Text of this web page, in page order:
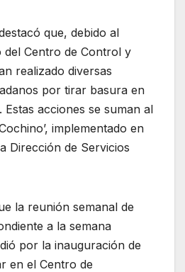
que, debido al
Centro de Control y
realizado diversas
por tirar basura en
acciones se suman al
implementado en
Dirección de Servicios
la reunión semanal de
a la semana
por la inauguración de
en el Centro de